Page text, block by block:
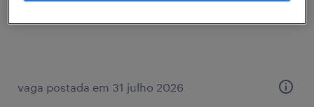
vaga postada em 31 julho 2026